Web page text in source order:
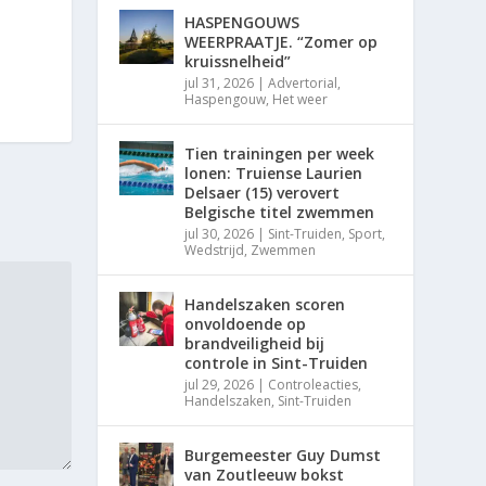
HASPENGOUWS
WEERPRAATJE. “Zomer op
kruissnelheid”
jul 31, 2026 |Advertorial,
Haspengouw, Het weer
Tien trainingen per week
lonen: Truiense Laurien
Delsaer (15) verovert
Belgische titel zwemmen
jul 30, 2026 | Sint-Truiden, Sport,
Wedstrijd, Zwemmen
Handelszaken scoren
onvoldoende op
brandveiligheid bij
controle in Sint-Truiden
jul 29, 2026 | Controleacties,
Handelszaken, Sint-Truiden
Burgemeester Guy Dumst
van Zoutleeuw bokst